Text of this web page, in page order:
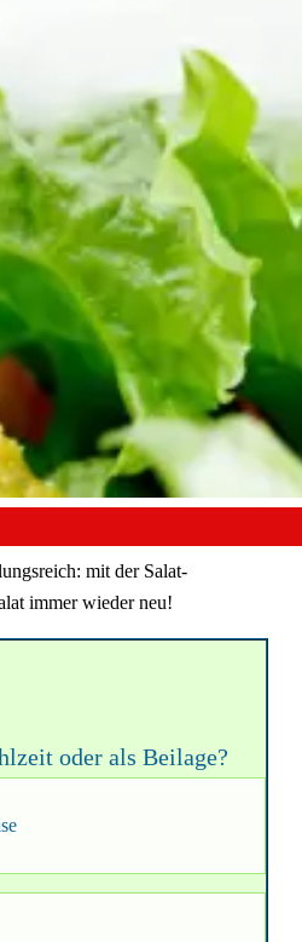
mit der Salat-
immer wieder neu!
oder als Beilage?